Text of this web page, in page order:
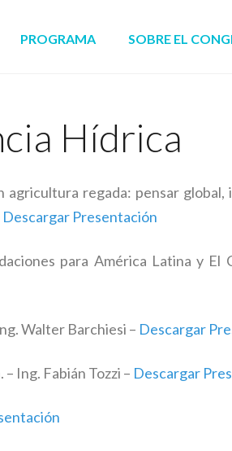
PROGRAMA SOBRE EL
Hídrica
regada: pensar
Descargar Presentación
para América Latina y El
Walter Barchiesi – Descargar
Ing. Fabián Tozzi – Descargar